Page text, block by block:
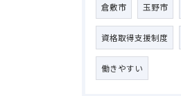
倉敷市 玉野市
資格取得支援制度
働きやすい